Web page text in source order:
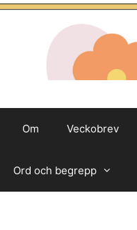
Om Veckobrev
Ord och begrepp